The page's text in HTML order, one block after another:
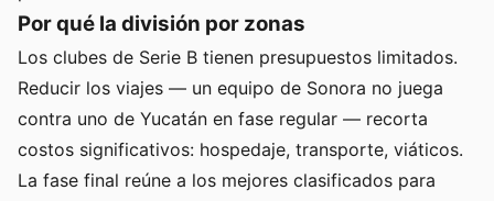
Por qué la división por zonas
Los clubes de Serie B tienen presupuestos limitados.
Reducir los viajes — un equipo de Sonora no juega
contra uno de Yucatán en fase regular — recorta
costos significativos: hospedaje, transporte, viáticos.
La fase final reúne a los mejores clasificados para